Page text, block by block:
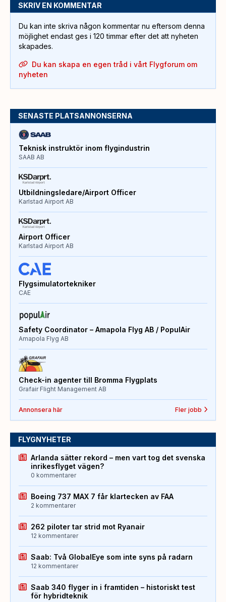
SKRIV EN KOMMENTAR
Du kan inte skriva någon kommentar nu eftersom denna
möjlighet endast ges i 120 timmar efter det att nyheten
skapades.
Du kan skapa en egen tråd i vårt Flygforum om
nyheten
SENASTE PLATSANNONSERNA
Teknisk instruktör inom flygindustrin
SAAB AB
Utbildningsledare/Airport Officer
Karlstad Airport AB
Airport Officer
Karlstad Airport AB
Flygsimulatortekniker
CAE
Safety Coordinator – Amapola Flyg AB / PopulAir
Amapola Flyg AB
Check-in agenter till Bromma Flygplats
Grafair Flight Management AB
Annonsera här Fler jobb
FLYGNYHETER
Arlanda sätter rekord – men vart tog det svenska
inrikesflyget vägen?
0 kommentarer
Boeing 737 MAX 7 får klartecken av FAA
2 kommentarer
262 piloter tar strid mot Ryanair
12 kommentarer
Saab: Två GlobalEye som inte syns på radarn
12 kommentarer
Saab 340 flyger in i framtiden – historiskt test
för hybridteknik